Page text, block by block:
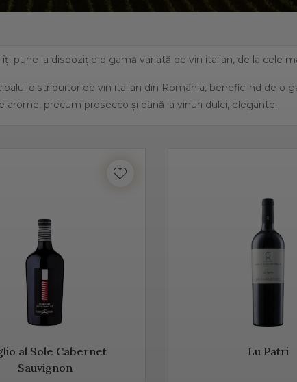
îți pune la dispoziție o gamă variată de vin italian, de la cele
distribuitor de vin italian din România, beneficiind de o
arome, precum prosecco și până la vinuri dulci, elegante.
etichetelor de vin de pe Vino Italia este numeroasă și asta
este un vin spumant rafinat, cunoscut în Italia dar și în
unde este fabricat și asta pentru că ne dorim să vă facem
acestei băuturi.
al Sole Cabernet
Sauvignon
Lu Patri